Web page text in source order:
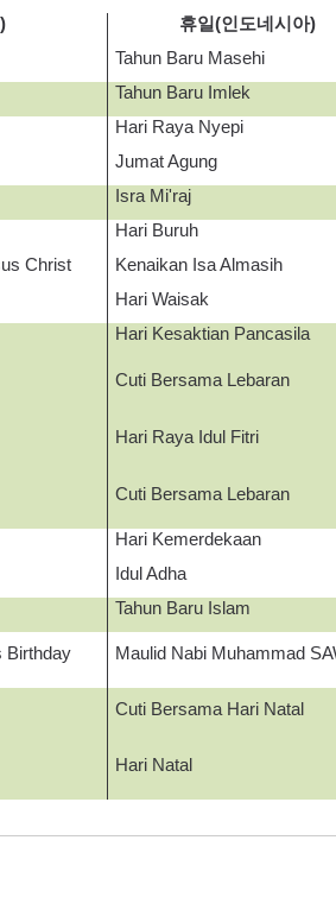
) 휴일(인도네시아)
Tahun Baru Masehi
Tahun Baru Imlek
Hari Raya Nyepi
Jumat Agung
Isra Mi'raj
Hari Buruh
Christ
Kenaikan Isa Almasih
Hari Waisak
Hari Kesaktian Pancasila
Cuti Bersama Lebaran
Hari Raya Idul Fitri
Cuti Bersama Lebaran
Hari Kemerdekaan
Idul Adha
Tahun Baru Islam
Birthday Maulid Nabi Muhammad
Cuti Bersama Hari Natal
Hari Natal